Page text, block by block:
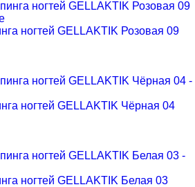
ногтей GELLAKTIK Розовая 09
ногтей GELLAKTIK Чёрная 04
ногтей GELLAKTIK Белая 03